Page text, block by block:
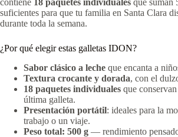
contiene 18 paquetes individuales que suman
suficientes para que tu familia en Santa Clara
durante toda la semana.
¿Por qué elegir estas galletas IDON?
Sabor clásico a leche que encanta a
Textura crocante y dorada, con el
18 paquetes individuales que
última galleta.
Presentación portátil: ideales para la
trabajo o un viaje.
Peso total: 500 g — rendimiento